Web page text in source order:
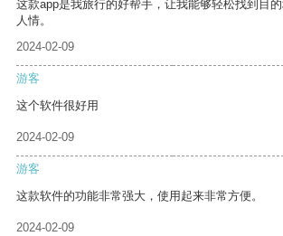
这款app是我旅行的好帮手，让我能够轻松找到目
人情。
2024-02-09
游客
这个软件很好用
2024-02-09
游客
这款软件的功能非常强大，使用起来非常方便。
2024-02-09